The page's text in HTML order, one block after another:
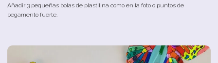
Añadir 3 pequeñas bolas de plastilina como en la foto o puntos de
pegamento fuerte.